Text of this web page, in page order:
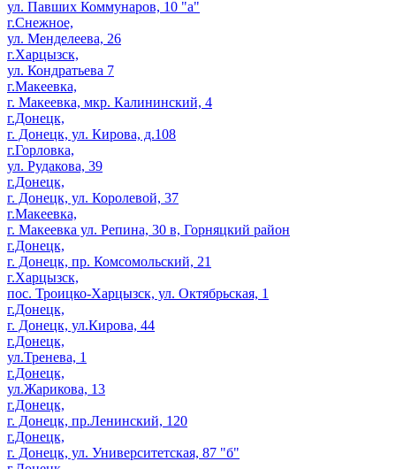
ул. Павших Коммунаров, 10 "а"
г.Снежное,
ул. Менделеева, 26
г.Харцызск,
ул. Кондратьева 7
г.Макеевка,
г. Макеевка, мкр. Калининский, 4
г.Донецк,
г. Донецк, ул. Кирова, д.108
г.Горловка,
ул. Рудакова, 39
г.Донецк,
г. Донецк, ул. Королевой, 37
г.Макеевка,
г. Макеевка ул. Репина, 30 в, Горняцкий район
г.Донецк,
г. Донецк, пр. Комсомольский, 21
г.Харцызск,
пос. Троицко-Харцызск, ул. Октябрьская, 1
г.Донецк,
г. Донецк, ул.Кирова, 44
г.Донецк,
ул.Тренева, 1
г.Донецк,
ул.Жарикова, 13
г.Донецк,
г. Донецк, пр.Ленинский, 120
г.Донецк,
г. Донецк, ул. Университетская, 87 "б"